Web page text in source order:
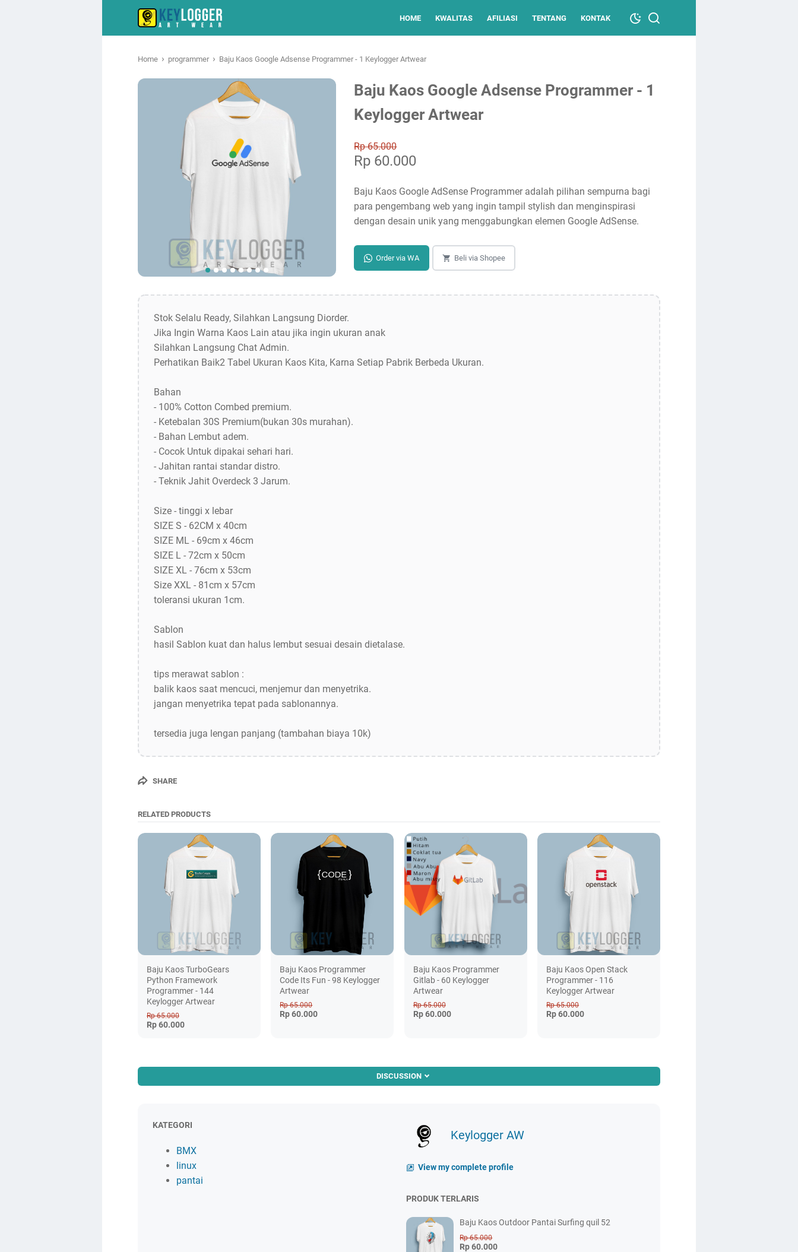
HOME KWALITAS AFILIASI TENTANG KONTAK
Home › programmer › Baju Kaos Google Adsense Programmer - 1 Keylogger Artwear
Baju Kaos Google Adsense Programmer - 1
Keylogger Artwear
Rp 65.000
Rp 60.000
Baju Kaos Google AdSense Programmer adalah pilihan sempurna bagi
para pengembang web yang ingin tampil stylish dan menginspirasi
dengan desain unik yang menggabungkan elemen Google AdSense.
Order via WA Beli via Shopee
Stok Selalu Ready, Silahkan Langsung Diorder.
Jika Ingin Warna Kaos Lain atau jika ingin ukuran anak
Silahkan Langsung Chat Admin.
Perhatikan Baik2 Tabel Ukuran Kaos Kita, Karna Setiap Pabrik Berbeda Ukuran.
Bahan
- 100% Cotton Combed premium.
- Ketebalan 30S Premium(bukan 30s murahan).
- Bahan Lembut adem.
- Cocok Untuk dipakai sehari hari.
- Jahitan rantai standar distro.
- Teknik Jahit Overdeck 3 Jarum.
Size - tinggi x lebar
SIZE S - 62CM x 40cm
SIZE ML - 69cm x 46cm
SIZE L - 72cm x 50cm
SIZE XL - 76cm x 53cm
Size XXL - 81cm x 57cm
toleransi ukuran 1cm.
Sablon
hasil Sablon kuat dan halus lembut sesuai desain dietalase.
tips merawat sablon :
balik kaos saat mencuci, menjemur dan menyetrika.
jangan menyetrika tepat pada sablonannya.
tersedia juga lengan panjang (tambahan biaya 10k)
SHARE
RELATED PRODUCTS
Baju Kaos TurboGears
Python Framework
Programmer - 144
Keylogger Artwear
Rp 65.000
Rp 60.000
Baju Kaos Programmer
Code Its Fun - 98 Keylogger
Artwear
Rp 65.000
Rp 60.000
Baju Kaos Programmer
Gitlab - 60 Keylogger
Artwear
Rp 65.000
Rp 60.000
Baju Kaos Open Stack
Programmer - 116
Keylogger Artwear
Rp 65.000
Rp 60.000
DISCUSSION
KATEGORI
BMX
linux
pantai
Keylogger AW
View my complete profile
PRODUK TERLARIS
Baju Kaos Outdoor Pantai Surfing quil 52
Rp 65.000
Rp 60.000